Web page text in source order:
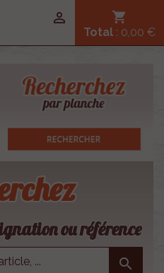
shopping_cart
Total : 0,00 €

ou référence
